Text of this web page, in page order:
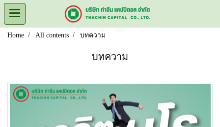
Home All contents บทความ
บทความ